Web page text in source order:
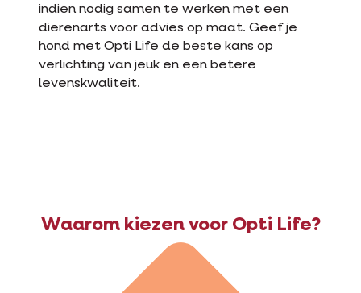
indien nodig samen te werken met een
dierenarts voor advies op maat. Geef je
hond met Opti Life de beste kans op
verlichting van jeuk en een betere
levenskwaliteit.
Waarom kiezen voor Opti Life?